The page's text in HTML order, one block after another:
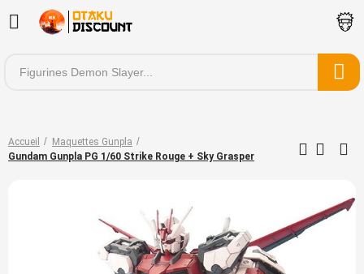
Accueil
Maquettes Gunpla
Gundam Gunpla PG 1/60 Strike Rouge + Sky Grasper